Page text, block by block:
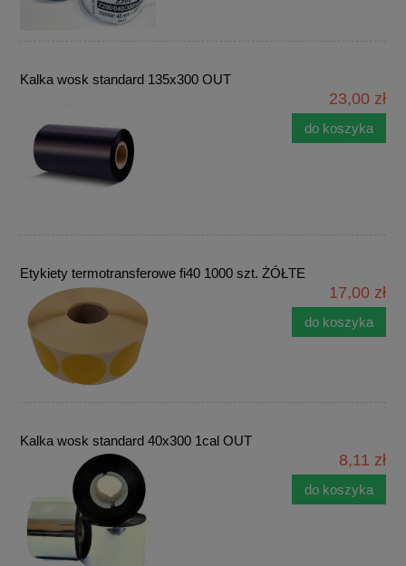
Kalka wosk standard 135x300 OUT
23,00 zł
do koszyka
Etykiety termotransferowe fi40 1000 szt. ŻÓŁTE
17,00 zł
do koszyka
Kalka wosk standard 40x300 1cal OUT
8,11 zł
do koszyka